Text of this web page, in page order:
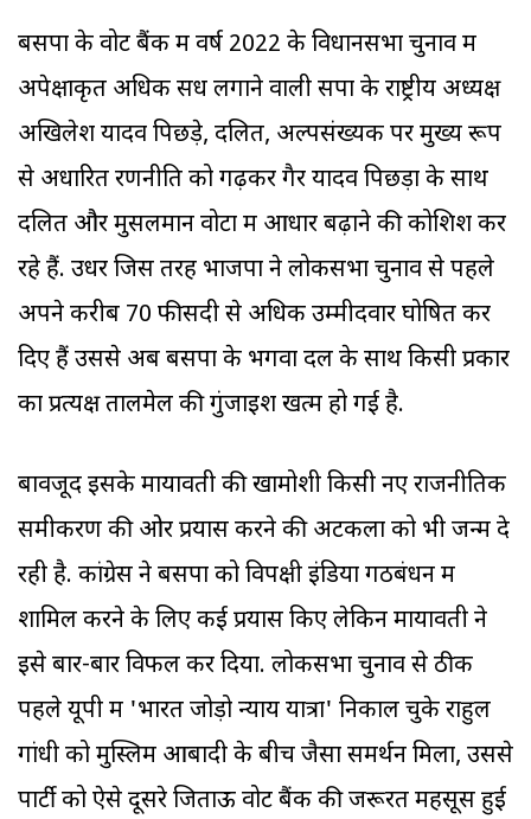
बसपा के वोट बैंक में वर्ष 2022 के विधानसभा चुनाव में
अपेक्षाकृत अधिक सेंध लगाने वाली सपा के राष्ट्रीय अध्यक्ष
अखि‍लेश यादव पिछड़े, दलित, अल्पसंख्यक पर मुख्य रूप
से अधारित रणनीति को गढ़कर गैर यादव पिछड़ों के साथ
दलित और मुसलमान वोटों में आधार बढ़ाने की कोशिश कर
रहे हैं. उधर जिस तरह भाजपा ने लोकसभा चुनाव से पहले
अपने करीब 70 फीसदी से अधिक उम्मीदवार घोषि‍त कर
दिए हैं उससे अब बसपा के भगवा दल के साथ किसी प्रकार
का प्रत्यक्ष तालमेल की गुंजाइश खत्म हो गई है.
बावजूद इसके मायावती की खामोशी किसी नए राजनीतिक
समी‍करण की ओर प्रयास करने की अटकलों को भी जन्म दे
रही है. कांग्रेस ने बसपा को विपक्षी इंडिया गठबंधन में
शामिल करने के लिए कई प्रयास किए लेकिन मायावती ने
इसे बार-बार विफल कर दिया. लोकसभा चुनाव से ठीक
पहले यूपी में 'भारत जोड़ो न्याय यात्रा' निकाल चुके राहुल
गांधी को मुस्ल‍िम आबादी के बीच जैसा समर्थन मिला, उससे
पार्टी को ऐसे दूसरे जिताऊ वोट बैंक की जरूरत महसूस हुई